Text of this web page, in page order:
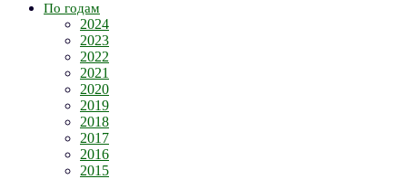
По годам
2024
2023
2022
2021
2020
2019
2018
2017
2016
2015